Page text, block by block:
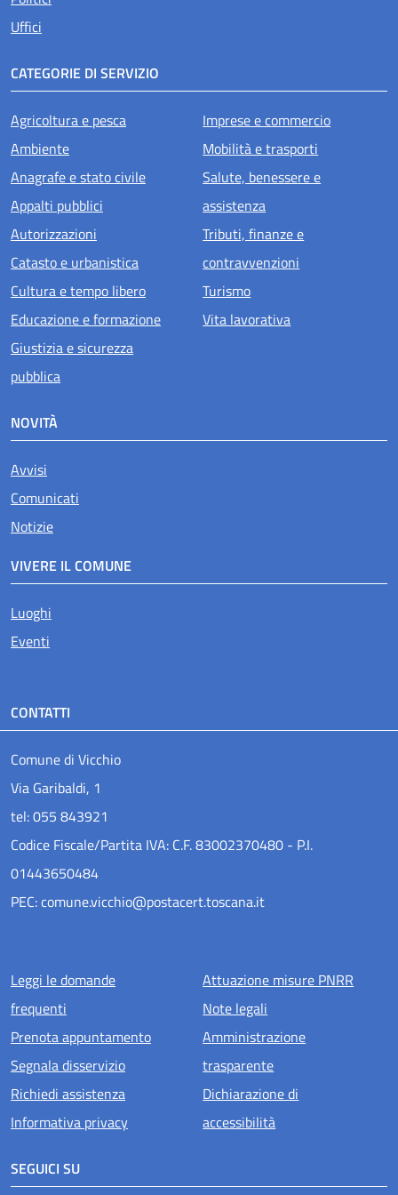
Uffici
CATEGORIE DI SERVIZIO
Agricoltura e pesca
Ambiente
Anagrafe e stato civile
Appalti pubblici
Autorizzazioni
Catasto e urbanistica
Cultura e tempo libero
Educazione e formazione
Giustizia e sicurezza
pubblica
Imprese e commercio
Mobilità e trasporti
Salute, benessere e
assistenza
Tributi, finanze e
contravvenzioni
Turismo
Vita lavorativa
NOVITÀ
Avvisi
Comunicati
Notizie
VIVERE IL COMUNE
Luoghi
Eventi
CONTATTI
Comune di Vicchio
Via Garibaldi, 1
tel: 055 843921
Codice Fiscale/Partita IVA: C.F. 83002370480 - P.I.
01443650484
PEC: comune.vicchio@postacert.toscana.it
Menu piè di pagina
Leggi le domande
frequenti
Prenota appuntamento
Segnala disservizio
Richiedi assistenza
Informativa privacy
Attuazione misure PNRR
Note legali
Amministrazione
trasparente
Dichiarazione di
accessibilità
SEGUICI SU